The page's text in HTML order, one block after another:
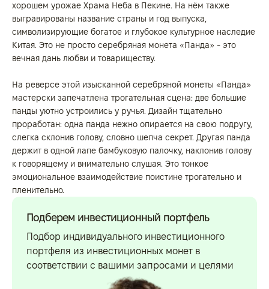
хорошем урожае Храма Неба в Пекине. На нём также
выгравированы название страны и год выпуска,
символизирующие богатое и глубокое культурное наследие
Китая. Это не просто серебряная монета «Панда» - это
вечная дань любви и товариществу.
На реверсе этой изысканной серебряной монеты «Панда»
мастерски запечатлена трогательная сцена: две большие
панды уютно устроились у ручья. Дизайн тщательно
проработан: одна панда нежно опирается на свою подругу,
слегка склонив голову, словно шепча секрет. Другая панда
держит в одной лапе бамбуковую палочку, наклонив голову
к говорящему и внимательно слушая. Это тонкое
эмоциональное взаимодействие поистине трогательно и
пленительно.
Подберем инвестиционный портфель
Подбор индивидуального инвестиционного
портфеля из инвестиционных монет в
соответствии с вашими запросами и целями